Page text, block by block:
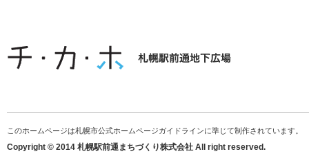
このホームページは札幌市公式ホームページガイドラインに準じて制作されています。
Copyright © 2014 札幌駅前通まちづくり株式会社 All right reserved.